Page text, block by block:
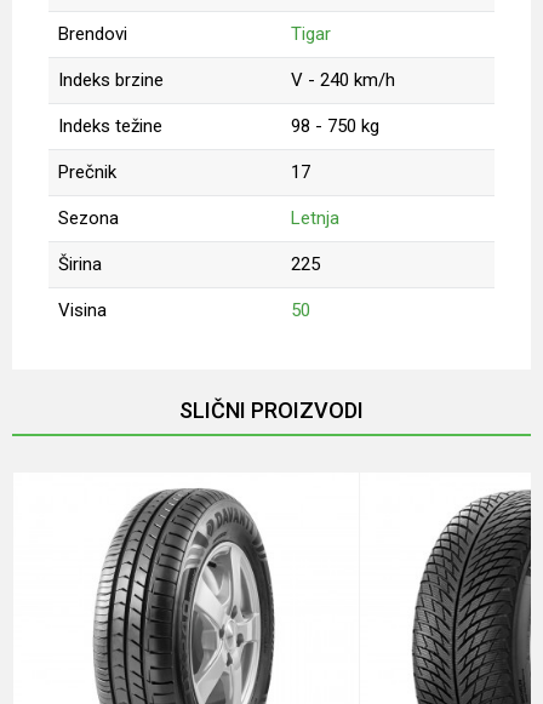
Brendovi Tigar
Indeks brzine V - 240 km/h
Indeks težine 98 - 750 kg
Prečnik 17
Sezona Letnja
Širina 225
Visina 50
SLIČNI PROIZVODI